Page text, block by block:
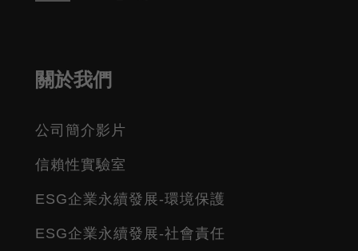
關於我們
公司簡介影片
信賴性實驗室
ESG企業永續發展-環境保護
ESG企業永續發展-社會責任